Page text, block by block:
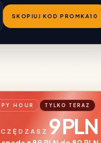
SKOPIUJ KOD PROMKA10
HOUR TYLKO TERAZ
9 PLN